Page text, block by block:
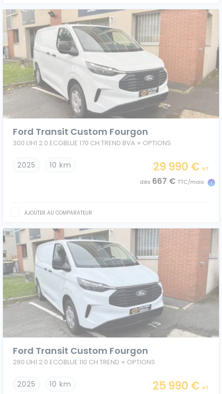
Peugeot
Renault
Volkswagen
Véhicules 0 km
Tous les véhicules
Réservation véhicule
Financement utilitaire
Ford Transit Custom Fourgon
300 L1H1 2.0 ECOBLUE 170 CH TREND BVA + OPTIONS
2025 10 km 29 990 € HT
dès 667 € TTC/mois
AJOUTER AU COMPARATEUR
Ford Transit Custom Fourgon
280 L1H1 2.0 ECOBLUE 110 CH TREND + OPTIONS
2025 10 km 25 990 € HT